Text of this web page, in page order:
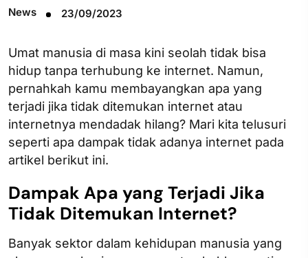
News 23/09/2023
Umat manusia di masa kini seolah tidak bisa
hidup tanpa terhubung ke internet. Namun,
pernahkah kamu membayangkan apa yang
terjadi jika tidak ditemukan internet atau
internetnya mendadak hilang? Mari kita telusuri
seperti apa dampak tidak adanya internet pada
artikel berikut ini.
Dampak Apa yang Terjadi Jika
Tidak Ditemukan Internet?
Banyak sektor dalam kehidupan manusia yang